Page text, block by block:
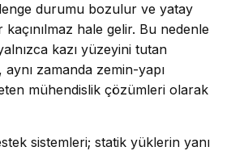
durumu bozulur ve yatay
hale gelir. Bu nedenle
kazı yüzeyini tutan
zamanda zemin-yapı
mühendislik çözümleri olarak
sistemleri; statik yüklerin yanı